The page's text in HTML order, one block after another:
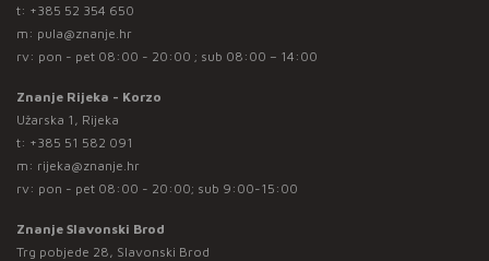
t: +385 52 354 650
m: pula@znanje.hr
rv: pon - pet 08:00 - 20:00 ; sub 08:00 – 14:00
Znanje Rijeka - Korzo
Užarska 1, Rijeka
t: +385 51 582 091
m: rijeka@znanje.hr
rv: pon - pet 08:00 - 20:00; sub 9:00-15:00
Znanje Slavonski Brod
Trg pobjede 28, Slavonski Brod